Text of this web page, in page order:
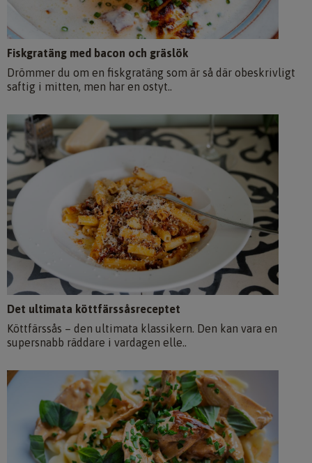
Fiskgratäng med bacon och gräslök
Drömmer du om en fiskgratäng som är så där obeskrivligt
saftig i mitten, men har en ostyt..
Det ultimata köttfärssåsreceptet
Köttfärssås – den ultimata klassikern. Den kan vara en
supersnabb räddare i vardagen elle..